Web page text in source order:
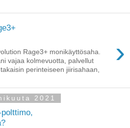
›
Rage3+ monikäyttösaha.
vajaa kolmevuotta, palvellut
perinteiseen jiirisahaan,
2021